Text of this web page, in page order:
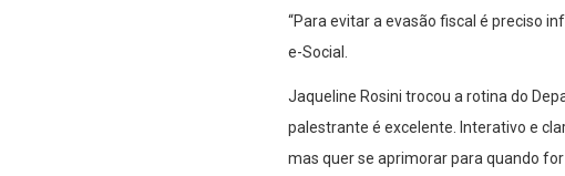
“Para evitar a evasão fiscal é preciso
e-Social.
Jaqueline Rosini trocou a rotina do
palestrante é excelente. Interativo e
mas quer se aprimorar para quando for